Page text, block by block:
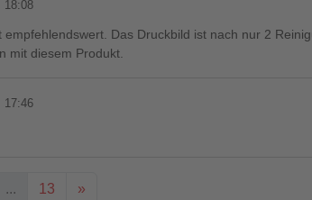
18:08
Das Druckbild ist nach nur 2
mit diesem Produkt.
17:46
... 13 »